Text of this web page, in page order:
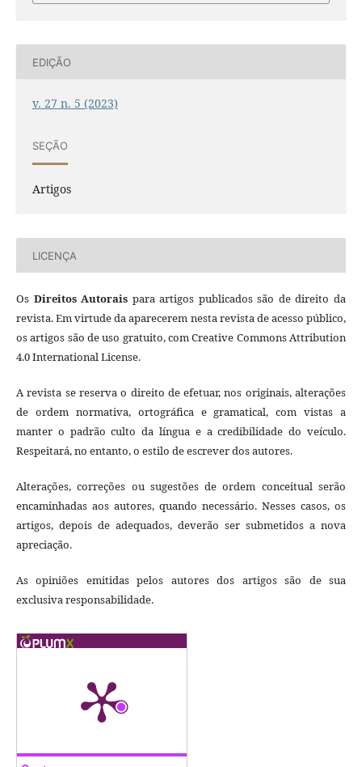
EDIÇÃO
v. 27 n. 5 (2023)
SEÇÃO
Artigos
LICENÇA
Os Direitos Autorais para artigos publicados são de direito da
revista. Em virtude da aparecerem nesta revista de acesso público,
os artigos são de uso gratuito, com Creative Commons Attribution
4.0 International License.
A revista se reserva o direito de efetuar, nos originais, alterações
de ordem normativa, ortográfica e gramatical, com vistas a
manter o padrão culto da língua e a credibilidade do veículo.
Respeitará, no entanto, o estilo de escrever dos autores.
Alterações, correções ou sugestões de ordem conceitual serão
encaminhadas aos autores, quando necessário. Nesses casos, os
artigos, depois de adequados, deverão ser submetidos a nova
apreciação.
As opiniões emitidas pelos autores dos artigos são de sua
exclusiva responsabilidade.